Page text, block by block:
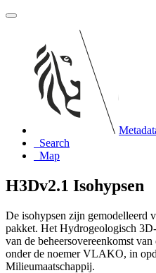
Search
Map
H3Dv2.1 Isohypsen
De isohypsen zijn gemodelleerd
pakket. Het Hydrogeologisch
van de beheersovereenkomst
onder de noemer VLAKO, in
Milieumaatschappij.